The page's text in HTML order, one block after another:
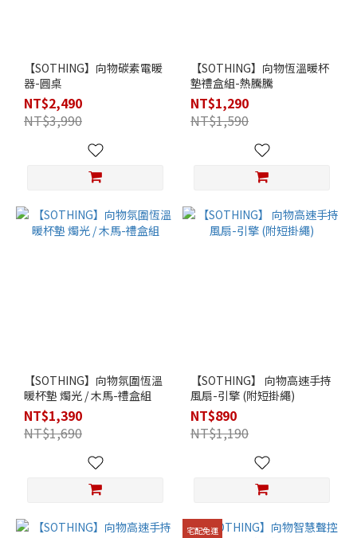
【SOTHING】向物碳素電暖
器-圓桌
NT$2,490
NT$3,990
【SOTHING】向物恆溫暖杯
墊禮盒組-熱騰騰
NT$1,290
NT$1,590
【SOTHING】向物氛圍恆溫
暖杯墊 燭光 / 木馬-禮盒組
NT$1,390
NT$1,690
【SOTHING】 向物高速手持
風扇-引擎 (附短掛繩)
NT$890
NT$1,190
宅配免運